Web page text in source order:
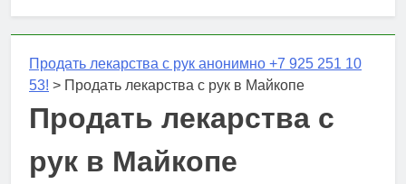
Продать лекарства с рук анонимно +7 925 251 10
53! > Продать лекарства с рук в Майкопе
Продать лекарства с
рук в Майкопе